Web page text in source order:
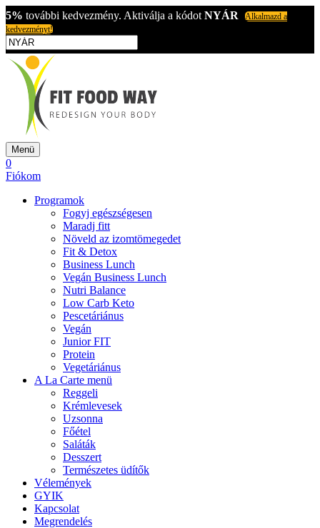
5% további kedvezmény. Aktiválja a kódot NYÁR
Alkalmazd a
kedvezményt!
Menü
0
Fiókom
Programok
Fogyj egészségesen
Maradj fitt
Növeld az izomtömegedet
Fit & Detox
Business Lunch
Vegán Business Lunch
Nutri Balance
Low Carb Keto
Pescetáriánus
Vegán
Junior FIT
Protein
Vegetáriánus
A La Carte menü
Reggeli
Krémlevesek
Uzsonna
Főétel
Saláták
Desszert
Természetes üdítők
Vélemények
GYIK
Kapcsolat
Megrendelés